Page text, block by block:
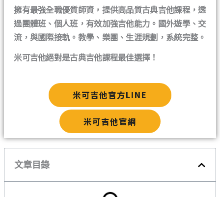
擁有最強全職優質師資，提供高品質古典吉他課程，透
過團體班、個人班，有效加強吉他能力。國外遊學、交
流，與國際接軌。教學、樂團、生涯規劃，系統完整。
米可吉他絕對是古典吉他課程最佳選擇！
米可吉他官方LINE
米可吉他官網
文章目錄